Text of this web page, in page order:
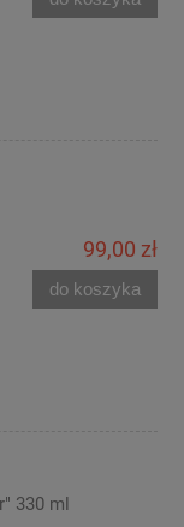
99,00 zł
do koszyka
330 ml